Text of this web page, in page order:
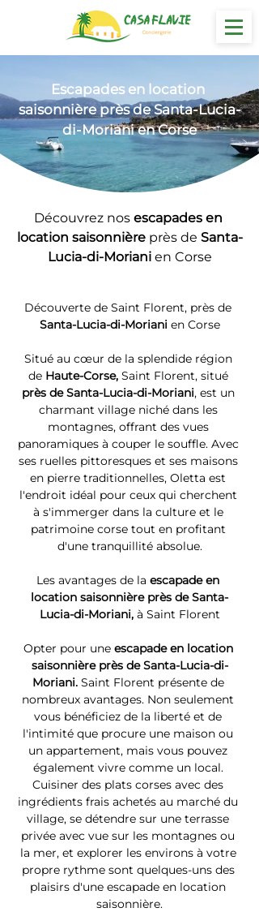
Escapades en location
saisonnière près de Santa-Lucia-
di-Moriani en Corse
Découvrez nos escapades en
location saisonnière près de Santa-
Lucia-di-Moriani en Corse
Découverte de Saint Florent, près de
Santa-Lucia-di-Moriani en Corse
Situé au cœur de la splendide région
de Haute-Corse, Saint Florent, situé
près de Santa-Lucia-di-Moriani, est un
charmant village niché dans les
montagnes, offrant des vues
panoramiques à couper le souffle. Avec
ses ruelles pittoresques et ses maisons
en pierre traditionnelles, Oletta est
l'endroit idéal pour ceux qui cherchent
à s'immerger dans la culture et le
patrimoine corse tout en profitant
d'une tranquillité absolue.
Les avantages de la escapade en
location saisonnière près de Santa-
Lucia-di-Moriani, à Saint Florent
Opter pour une escapade en location
saisonnière près de Santa-Lucia-di-
Moriani. Saint Florent présente de
nombreux avantages. Non seulement
vous bénéficiez de la liberté et de
l'intimité que procure une maison ou
un appartement, mais vous pouvez
également vivre comme un local.
Cuisiner des plats corses avec des
ingrédients frais achetés au marché du
village, se détendre sur une terrasse
privée avec vue sur les montagnes ou
la mer, et explorer les environs à votre
propre rythme sont quelques-uns des
plaisirs d'une escapade en location
saisonnière.